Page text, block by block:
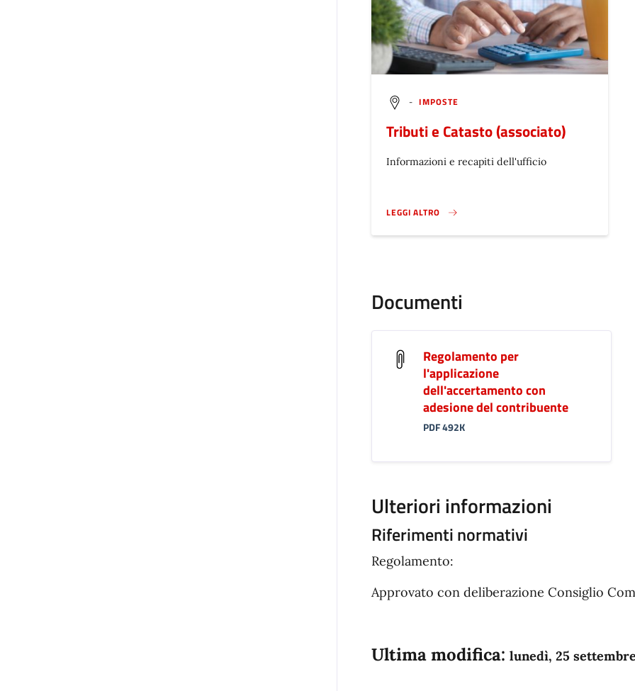
- IMPOSTE
Tributi e Catasto (associato)
Informazioni e recapiti dell'ufficio
LEGGI ALTRO
}
Documenti
Regolamento per
l'applicazione
dell'accertamento con
adesione del contribuente
PDF 492K
Ulteriori informazioni
Riferimenti normativi
Regolamento:
Approvato con deliberazione Consiglio
Ultima modifica: lunedì, 25